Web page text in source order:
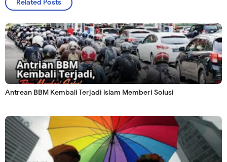
Related Posts
Antrean BBM Kembali Terjadi lslam Memberi Solusi